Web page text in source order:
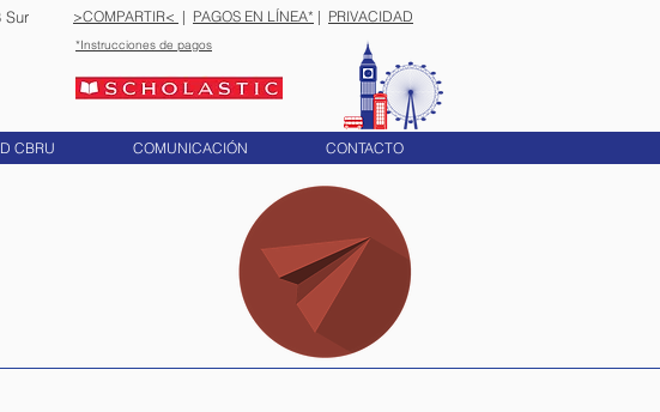
Sur >COMPARTIR< | PAGOS EN LÍNEA* | PRIVACIDAD
*Instrucciones de pagos
CBRU COMUNICACIÓN CONTACTO